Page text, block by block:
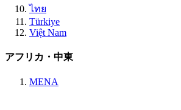
ไทย
Türkiye
Việt Nam
アフリカ・中東
MENA